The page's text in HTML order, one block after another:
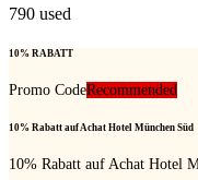
790 used
10% RABATT
Promo CodeRecommended
10% Rabatt auf Achat Hotel München Süd
10% Rabatt auf Achat Hotel